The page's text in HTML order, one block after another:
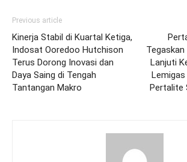
Previous article
Kinerja Stabil di Kuartal Ketiga,
Indosat Ooredoo Hutchison
Terus Dorong Inovasi dan
Daya Saing di Tengah
Tantangan Makro
Lanjuti
Lemigas
Pertalite